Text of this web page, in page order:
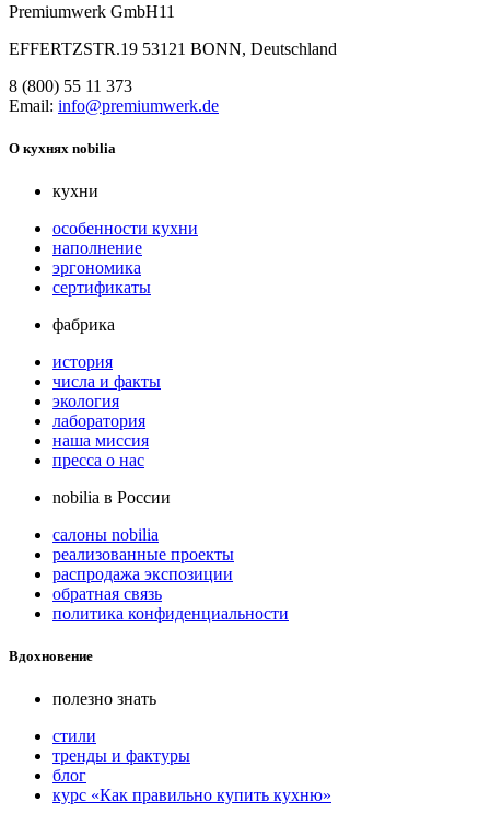
Premiumwerk GmbH11
EFFERTZSTR.19 53121 BONN, Deutschland
8 (800) 55 11 373
Email: info@premiumwerk.de
О кухнях nobilia
кухни
особенности кухни
наполнение
эргономика
сертификаты
фабрика
история
числа и факты
экология
лаборатория
наша миссия
пресса о нас
nobilia в России
салоны nobilia
реализованные проекты
распродажа экспозиции
обратная связь
политика конфиденциальности
Вдохновение
полезно знать
стили
тренды и фактуры
блог
курс «Как правильно купить кухню»